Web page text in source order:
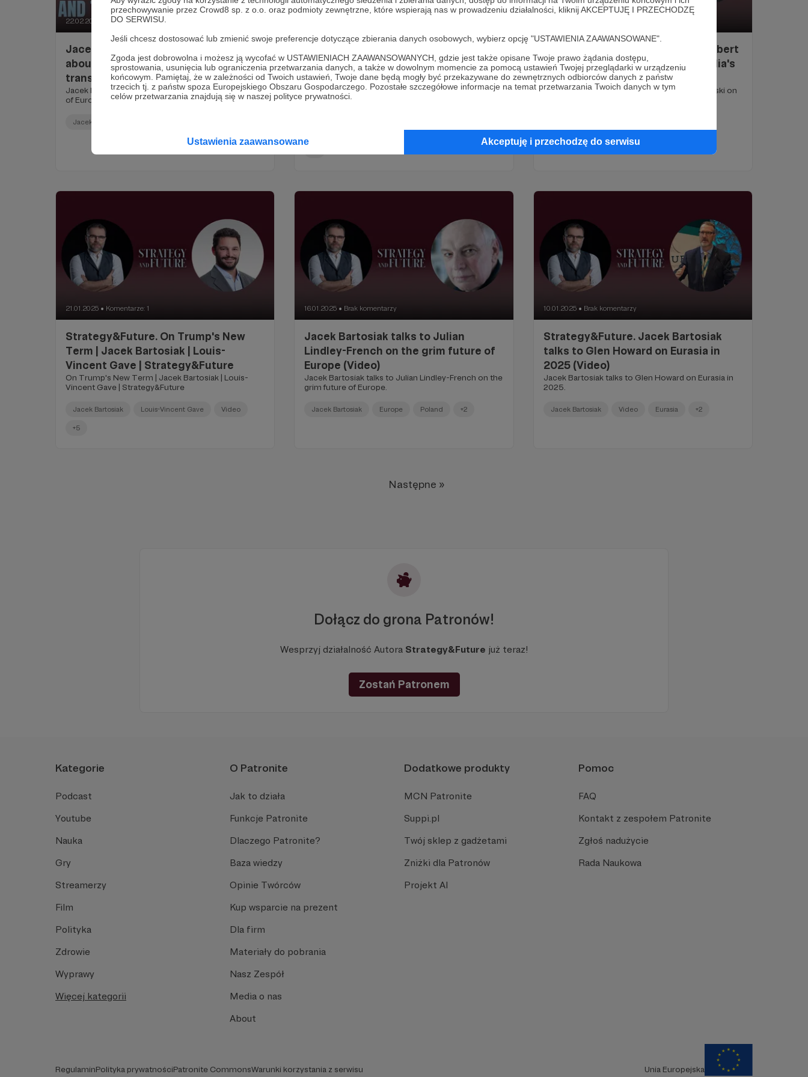
przechowywanie przez Crowd8 sp. z o.o. oraz podmioty zewnętrzne, które wspierają nas w prowadzeniu działalności, kliknij AKCEPTUJĘ I PRZECHODZĘ
DO SERWISU.
Jeśli chcesz dostosować lub zmienić swoje preferencje dotyczące zbierania danych osobowych, wybierz opcję "USTAWIENIA ZAAWANSOWANE".
Zgoda jest dobrowolna i możesz ją wycofać w USTAWIENIACH ZAAWANSOWANYCH, gdzie jest także opisane Twoje prawo żądania dostępu,
sprostowania, usunięcia lub ograniczenia przetwarzania danych, a także w dowolnym momencie za pomocą ustawień Twojej przeglądarki w urządzeniu
końcowym. Pamiętaj, że w zależności od Twoich ustawień, Twoje dane będą mogły być przekazywane do zewnętrznych odbiorców danych z państw
trzecich tj. z państw spoza Europejskiego Obszaru Gospodarczego. Pozostałe szczegółowe informacje na temat przetwarzania Twoich danych w tym
celów przetwarzania znajdują się w naszej polityce prywatności.
Ustawienia zaawansowane Akceptuję i przechodzę do serwisu
22.02.2025 Brak komentarzy
Jacek Bartosiak talks to Luis Simon
about the future of Europe and
transatlantic relations (Video)
Jacek Bartosiak talks to Luis Simon about the future
of Europe and transatlantic relations.
Jacek Bartosiak
Fanell | Albert Świdziński | On Trump
administration priorities (Video)
Restraint or Primacy. James "Kimo" Fanell (US Navy
captain (ret.), Former Director of Intelligence and
Background Check
Professor Toshi Yoshihara and Albert
Świdziński on China's and Australia's
future force structure (Video)
Professor Toshi Yoshihara and Albert Świdziński on
21.01.2025 ● Komentarze: 1
Strategy&Future. On Trump's New
Term | Jacek Bartosiak | Louis-
Vincent Gave | Strategy&Future
On Trump's New Term | Jacek Bartosiak | Louis-
Vincent Gave | Strategy&Future
Jacek Bartosiak Louis-Vincent Gave Video
+5
16.01.2025 ● Brak komentarzy
Jacek Bartosiak talks to Julian
Lindley-French on the grim future of
Europe (Video)
Jacek Bartosiak talks to Julian Lindley-French on the
grim future of Europe.
Jacek Bartosiak Europe Poland +2
10.01.2025 ● Brak komentarzy
Strategy&Future. Jacek Bartosiak
talks to Glen Howard on Eurasia in
2025 (Video)
Jacek Bartosiak talks to Glen Howard on Eurasia in
2025.
Jacek Bartosiak Video Eurasia +2
Następne »
Dołącz do grona Patronów!
Wesprzyj działalność Autora Strategy&Future już teraz!
Zostań Patronem
Kategorie
Podcast
Youtube
Nauka
Gry
Streamerzy
Film
Polityka
Zdrowie
Wyprawy
Więcej kategorii
O Patronite
Jak to działa
Funkcje Patronite
Dlaczego Patronite?
Baza wiedzy
Opinie Twórców
Kup wsparcie na prezent
Dla firm
Materiały do pobrania
Nasz Zespół
Media o nas
About
Dodatkowe produkty
MCN Patronite
Suppi.pl
Twój sklep z gadżetami
Zniżki dla Patronów
Projekt AI
Pomoc
FAQ
Kontakt z zespołem Patronite
Zgłoś nadużycie
Rada Naukowa
RegulaminPolityka prywatnościPatronite CommonsWarunki korzystania z serwisu Unia Europejska